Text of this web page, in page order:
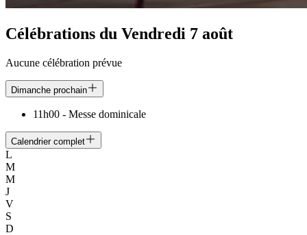
Célébrations du Vendredi 7 août
Aucune célébration prévue
Dimanche prochain
11h00 - Messe dominicale
Calendrier complet
L
M
M
J
V
S
D